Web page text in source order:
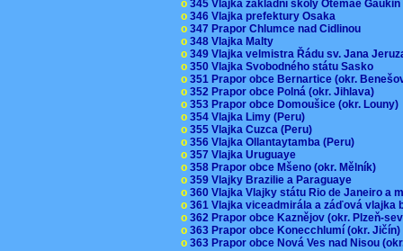
o 345 Vlajka základní školy Otemae
o 346 Vlajka prefektury Osaka
o 347 Prapor Chlumce nad Cidlinou
o 348 Vlajka Malty
o 349 Vlajka velmistra Řádu sv. Jana
o 350 Vlajka Svobodného státu Sasko
o 351 Prapor obce Bernartice (okr.
o 352 Prapor obce Polná (okr. Jihlava)
o 353 Prapor obce Domoušice (okr. Louny)
o 354 Vlajka Limy (Peru)
o 355 Vlajka Cuzca (Peru)
o 356 Vlajka Ollantaytamba (Peru)
o 357 Vlajka Uruguaye
o 358 Prapor obce Mšeno (okr. Mělník)
o 359 Vlajky Brazilie a Paraguaye
o 360 Vlajka Vlajky státu Rio de Janeiro a
o 361 Vlajka viceadmirála a záďová
o 362 Prapor obce Kaznějov (okr. Plzeň-
o 363 Prapor obce Konecchlumí (okr.
o 363 Prapor obce Nová Ves nad Nisou